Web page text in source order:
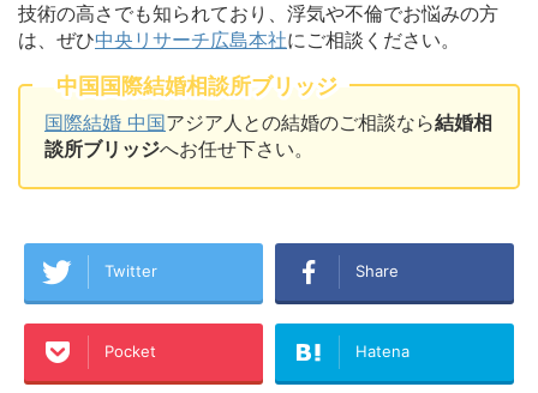
技術の高さでも知られており、浮気や不倫でお悩みの方
は、ぜひ中央リサーチ広島本社にご相談ください。
中国国際結婚相談所ブリッジ
国際結婚 中国アジア人との結婚のご相談なら結婚相
談所ブリッジへお任せ下さい。
Twitter Share
Pocket Hatena